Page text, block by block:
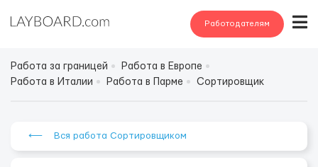
Работодателям
Работа за границей
Работа в Европе
Работа в Италии
Работа в Парме Сортировщик
⟵ Вся работа Сортировщиком